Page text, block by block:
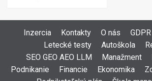
Inzercia Kontakty O nás GDPR
Letecké testy
Autoškola
SEO GEO AEO LLM
Manažment
Podnikanie
Financie Ekonomika